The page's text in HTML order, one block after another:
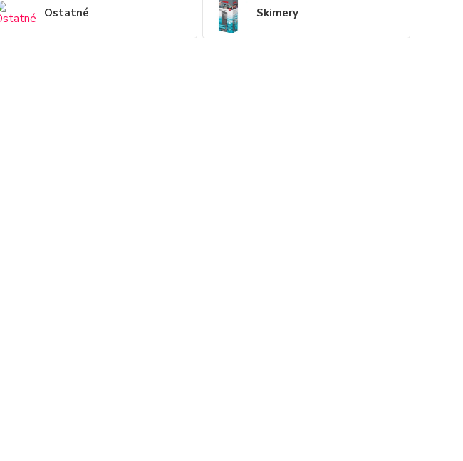
Ostatné Skimery